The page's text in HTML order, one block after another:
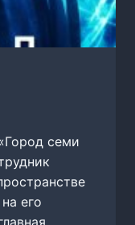
семи
его